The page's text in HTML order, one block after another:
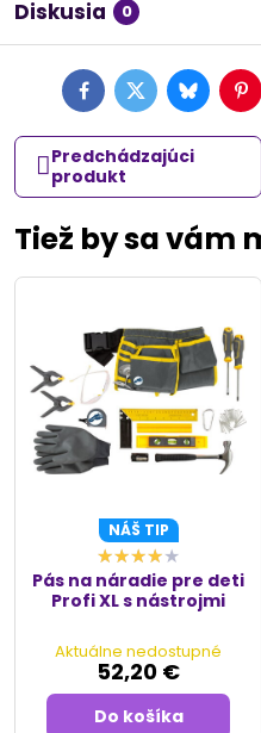
Diskusia 0
FacebookTwitterBluesky
Predchádzajúci
produkt
Tiež by sa vám
NÁŠ TIP
Pás na náradie pre deti
Profi XL s nástrojmi
Aktuálne nedostupné
52,20 €
Do košíka